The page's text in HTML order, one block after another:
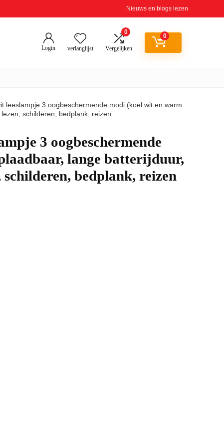
Nieuws en blogs lezen
Login verlanglijst
0
Vergelijken
0
leeslampje 3 oogbeschermende modi (koel wit en warm
schilderen, bedplank, reizen
3 oogbeschermende
lange batterijduur,
bedplank, reizen